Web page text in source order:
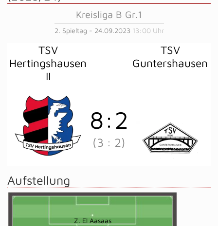
Kreisliga B Gr.1
2. Spieltag - 24.09.2023 13:00 Uhr
TSV
Hertingshausen
II
TSV
Guntershausen
8: 2
(3 : 2)
Aufstellung
Z. El Aasaas